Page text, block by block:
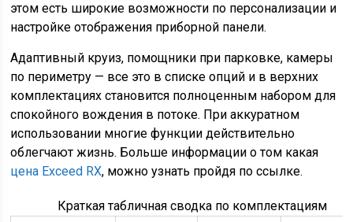
этом есть широкие возможности по персонализации и
настройке отображения приборной панели.
Адаптивный круиз, помощники при парковке, камеры
по периметру — все это в списке опций и в верхних
комплектациях становится полноценным набором для
спокойного вождения в потоке. При аккуратном
использовании многие функции действительно
облегчают жизнь. Больше информации о том какая
цена Exceed RX, можно узнать пройдя по ссылке.
Краткая табличная сводка по комплектациям